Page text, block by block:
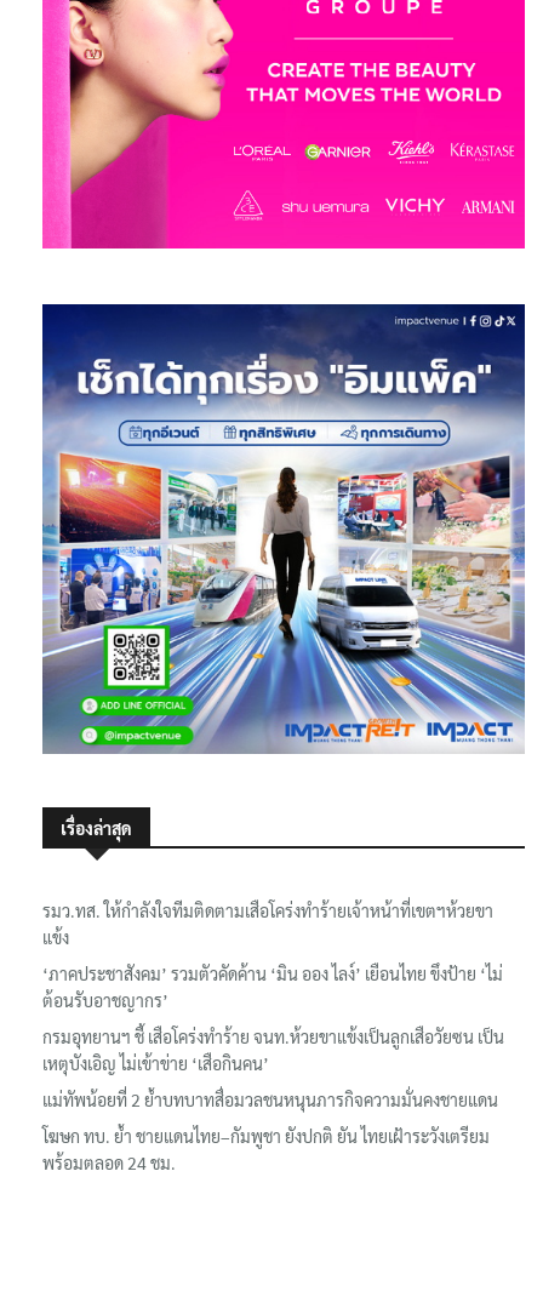
เรื่องล่าสุด
รมว.ทส. ให้กำลังใจทีมติดตามเสือโคร่งทำร้ายเจ้าหน้าที่เขตฯห้วยขา
แข้ง
‘ภาคประชาสังคม’ รวมตัวคัดค้าน ‘มิน ออง ไลง์’ เยือนไทย ขึงป้าย ‘ไม่
ต้อนรับอาชญากร’
กรมอุทยานฯ ชี้ เสือโคร่งทำร้าย จนท.ห้วยขาแข้งเป็นลูกเสือวัยซน เป็น
เหตุบังเอิญ ไม่เข้าข่าย ‘เสือกินคน’
แม่ทัพน้อยที่ 2 ย้ำบทบาทสื่อมวลชนหนุนภารกิจความมั่นคงชายแดน
โฆษก ทบ. ย้ำ ชายแดนไทย–กัมพูชา ยังปกติ ยัน ไทยเฝ้าระวังเตรียม
พร้อมตลอด 24 ชม.